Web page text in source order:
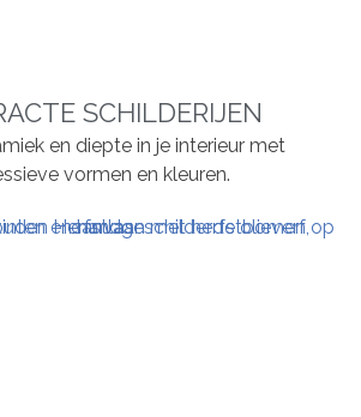
SCHILDERIJEN
en diepte in je interieur met
vormen en kleuren.